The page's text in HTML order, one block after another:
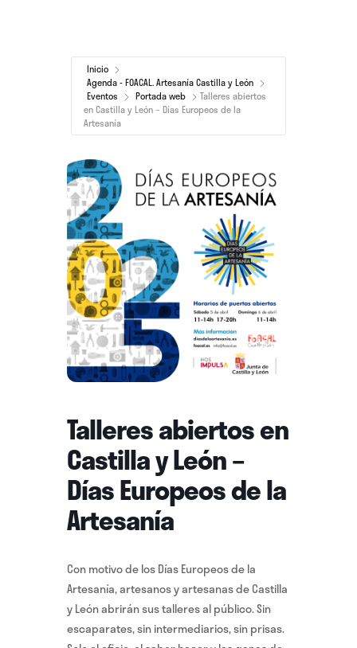
Inicio
Agenda - FOACAL. Artesanía Castilla y León
Eventos
Portada web
Talleres abiertos
en Castilla y León – Días Europeos de la
Artesanía
Talleres abiertos en
Castilla y León –
Días Europeos de la
Artesanía
Con motivo de los Días Europeos de la
Artesanía, artesanos y artesanas de Castilla
y León abrirán sus talleres al público. Sin
escaparates, sin intermediarios, sin prisas.